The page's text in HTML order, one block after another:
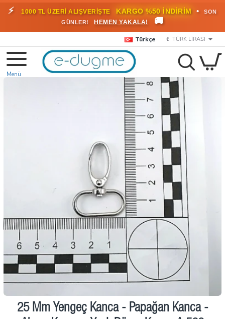
⚡ 1000 TL ÜZERİ ALIŞVERİŞTE KARGO %50 İNDİRİM •
SON
GÜNLER!
HEMEN YAKALA! 🚚
Türkçe ₺ TÜRK LIRASI
25 Mm Yengeç Kanca - Papağan Kanca -